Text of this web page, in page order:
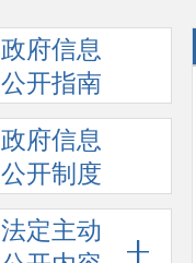
政府信息
公开指南
政府信息
公开制度
法定主动